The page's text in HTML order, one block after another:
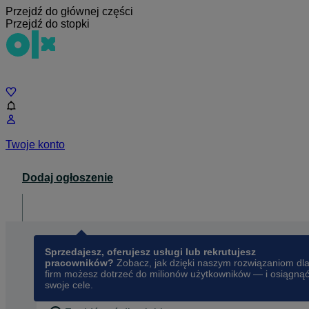
Przejdź do głównej części
Przejdź do stopki
Twoje konto
Dodaj ogłoszenie
Sprzedajesz, oferujesz usługi lub rekrutujesz
pracowników? Zobacz, jak dzięki naszym rozwiązaniom dla
firm możesz dotrzeć do milionów użytkowników — i osiągnąć
swoje cele.